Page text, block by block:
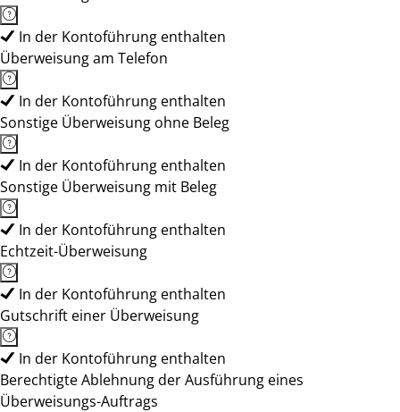
In der Kontoführung enthalten
Überweisung am Telefon
In der Kontoführung enthalten
Sonstige Überweisung ohne Beleg
In der Kontoführung enthalten
Sonstige Überweisung mit Beleg
In der Kontoführung enthalten
Echtzeit-Überweisung
In der Kontoführung enthalten
Gutschrift einer Überweisung
In der Kontoführung enthalten
Berechtigte Ablehnung der Ausführung eines
Überweisungs-Auftrags